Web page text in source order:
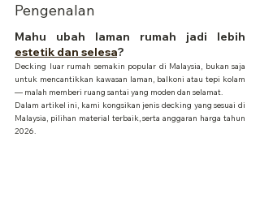
Pengenalan
estetik dan selesa?
Decking luar rumah semakin popular di Malaysia, bukan saja
untuk mencantikkan kawasan laman, balkoni atau tepi kolam
— malah memberi ruang santai yang moden dan selamat.
Dalam artikel ini, kami kongsikan jenis decking yang sesuai di
Malaysia, pilihan material terbaik, serta anggaran harga tahun
2026.